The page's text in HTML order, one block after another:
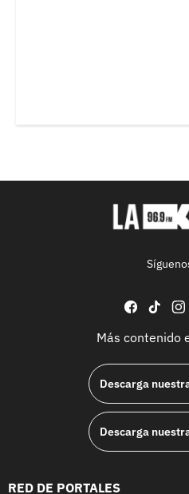
facebook
tiktok
Más contenido
Descarga
Descarga
RED DE PORTALES